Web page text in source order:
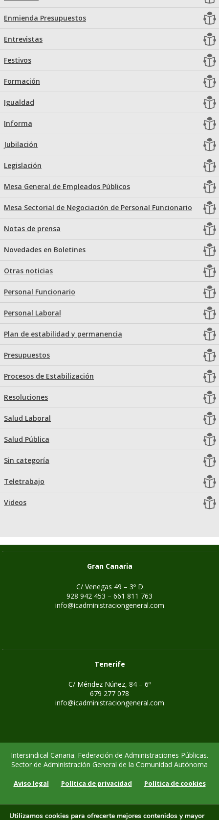
Enmienda Presupuestos
Entrevistas
Festivos
Formación
Igualdad
Informa
Jubilación
Legislación
Mesa General de Empleados Públicos
Mesa Sectorial de Negociación de Personal Funcionario
Notas de prensa
Novedades en Boletines
Otras noticias
Personal Funcionario
Personal Laboral
Plan de estabilidad y permanencia
Presupuestos
Procesos de Estabilización
Resoluciones
Salud Laboral
Salud Pública
Sin categoría
Teletrabajo
Videos
Gran Canaria
C/ Venegas 49 – 3º D
928 942 453 – 661 811 763
info@icadministraciongeneral.com
Tenerife
C/ Méndez Núñez, 84 – 6º
679 277 078
info@icadministraciongeneral.com
Intersindical Canaria. Federación de Administraciones Públicas.
Sector de Administración General de la Comunidad Autónoma
Aviso legal - Política de privacidad - Política de cookies
Utilizamos cookies para ofrecerte mejores contenidos y mayor